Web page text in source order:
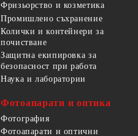
Фризьорство и козметика
Промишлено съхранение
Колички и контейнери за
почистване
Защитна екипировка за
безопасност при работа
Наука и лаборатории
Фотоапарати и оптика
Фотография
Фотоапарати и оптични